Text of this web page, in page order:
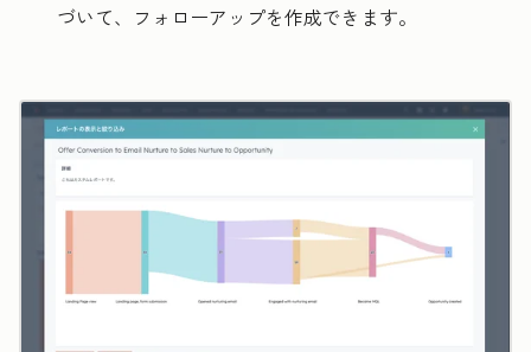
づいて、フォローアップを作成できます。